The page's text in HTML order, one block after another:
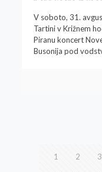
V soboto, 31.
Tartini v Križnem
Piranu koncert
Busonija pod
1 2 3